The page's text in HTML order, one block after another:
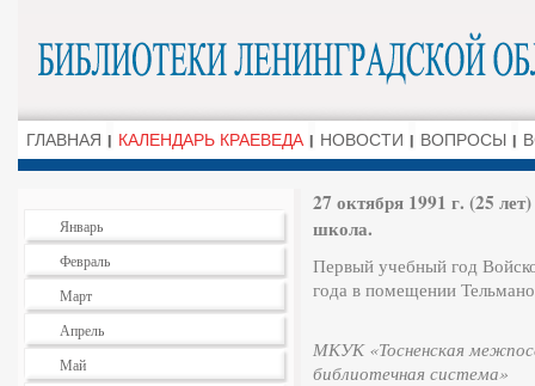
ГЛАВНАЯ КАЛЕНДАРЬ КРАЕВЕДА НОВОСТИ ВОПРОСЫ
Январь
Февраль
Март
Апрель
Май
27 октября 1991 г. (25
школа.
Первый учебный год
года в помещении
МКУК «Тосненская
библиотечная система»